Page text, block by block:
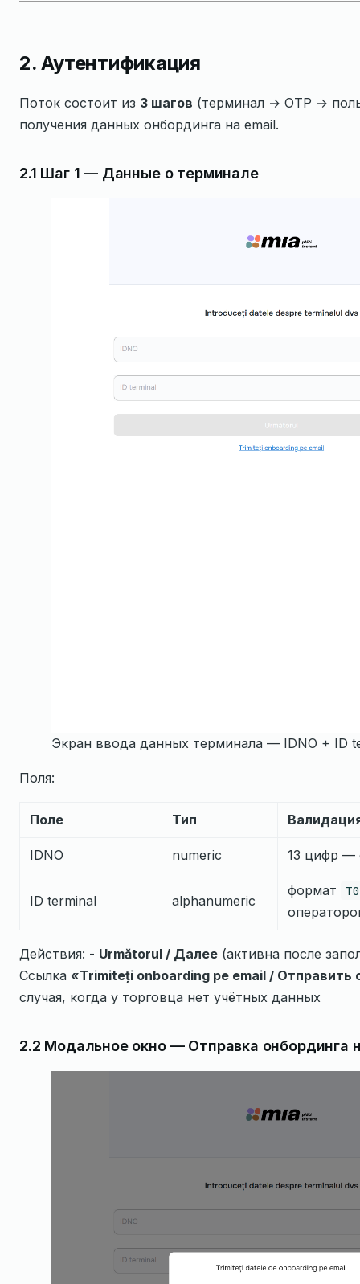
2. Аутентификация
Поток состоит из 3 шагов (терминал → OTP →
получения данных онбординга на email.
2.1 Шаг 1 — Данные о терминале
Экран ввода данных терминала — IDNO + ID
Поля:
Поле Тип
IDNO numeric 13 цифр —
ID terminal alphanumeric
формат
Действия: - Următorul / Далее (активна после
Ссылка «Trimiteți onboarding pe email / Отправить
случая, когда у торговца нет учётных данных
2.2 Модальное окно — Отправка онбординга